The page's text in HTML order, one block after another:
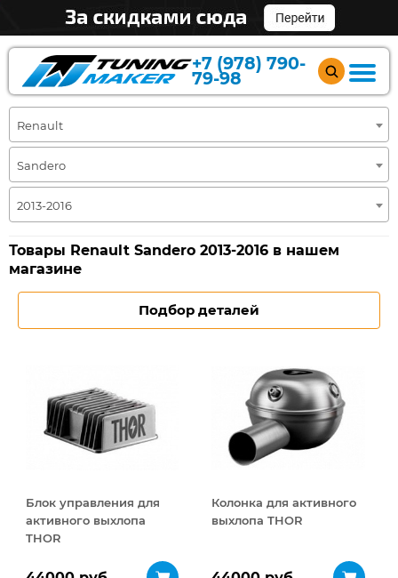
+7 (978) 790-
79-98
Renault
Sandero
2013-2016
Товары Renault Sandero 2013-2016 в нашем
магазине
Подбор деталей
Блок управления для
активного выхлопа
THOR
Колонка для активного
выхлопа THOR